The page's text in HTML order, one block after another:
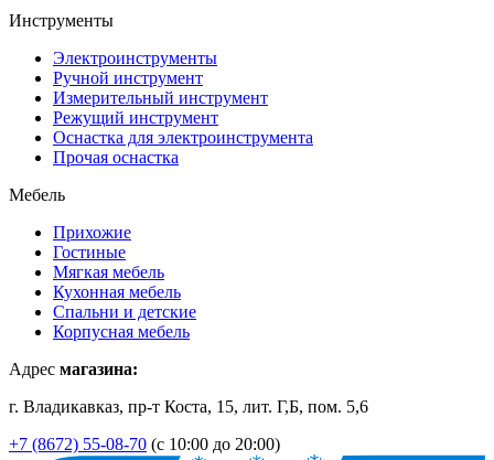
Инструменты
Электроинструменты
Ручной инструмент
Измерительный инструмент
Режущий инструмент
Оснастка для электроинструмента
Прочая оснастка
Мебель
Прихожие
Гостиные
Мягкая мебель
Кухонная мебель
Спальни и детские
Корпусная мебель
Адрес магазина:
г. Владикавказ, пр-т Коста, 15, лит. Г,Б, пом. 5,6
+7 (8672) 55-08-70 (с 10:00 до 20:00)